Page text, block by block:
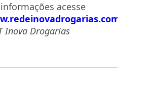
acesse
Inova Drogarias